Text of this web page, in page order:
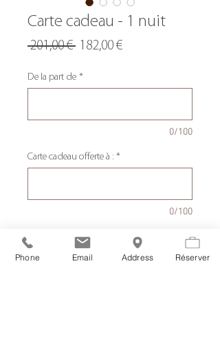
Carte cadeau - 1 nuit
201,00 € Prix
182,00 €Prix
De la part de *
0/100
Carte cadeau offerte à : *
0/100
Phone Email Address Réserver